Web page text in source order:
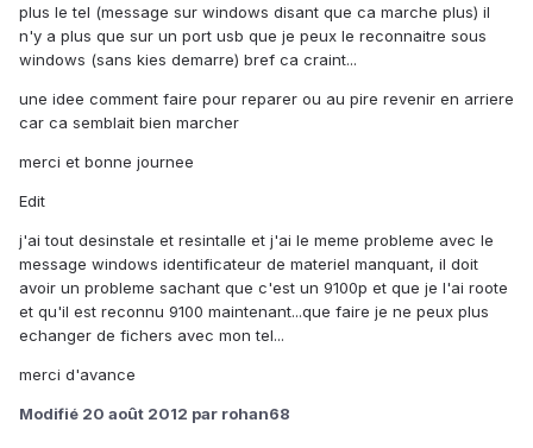
plus le tel (message sur windows disant que ca marche plus) il
n'y a plus que sur un port usb que je peux le reconnaitre sous
windows (sans kies demarre) bref ca craint...
une idee comment faire pour reparer ou au pire revenir en arriere
car ca semblait bien marcher
merci et bonne journee
Edit
j'ai tout desinstale et resintalle et j'ai le meme probleme avec le
message windows identificateur de materiel manquant, il doit
avoir un probleme sachant que c'est un 9100p et que je l'ai roote
et qu'il est reconnu 9100 maintenant...que faire je ne peux plus
echanger de fichers avec mon tel...
merci d'avance
Modifié 20 août 2012 par rohan68